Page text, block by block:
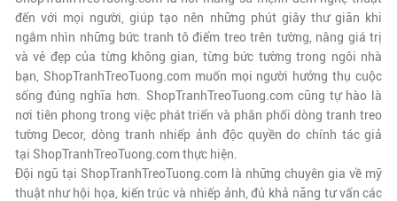
đến với mọi người, giúp tạo nên những phút giây thư giãn khi
ngắm nhìn những bức tranh tô điểm treo trên tường, nâng giá trị
và vẻ đẹp của từng không gian, từng bức tường trong ngôi nhà
bạn, ShopTranhTreoTuong.commuốn mọi người hưởng thụ cuộc
sống đúng nghĩa hơn. ShopTranhTreoTuong.comcũng tự hào là
nơi tiên phong trong việc phát triển và phân phối dòng tranh treo
tường Decor, dòng tranh nhiếp ảnh độc quyền do chính tác giả
tại ShopTranhTreoTuong.comthực hiện.
Đội ngũ tại ShopTranhTreoTuong.comlà những chuyên gia về mỹ
thuật như hội họa, kiến trúc và nhiếp ảnh, đủ khả năng tư vấn các